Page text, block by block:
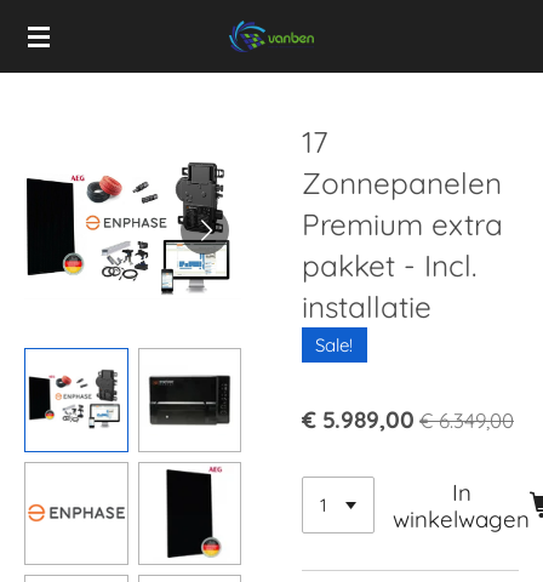
Ga
17
Zonnepanelen
Premium extra
pakket - Incl.
installatie
Sale!
€ 5.989,00 € 6.349,00
In
winkelwagen